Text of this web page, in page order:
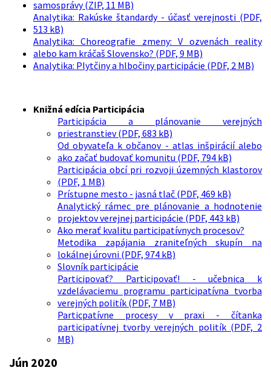
samosprávy (ZIP, 11 MB)
Analytika: Rakúske štandardy - účasť verejnosti (PDF,
513 kB)
Analytika: Choreografie zmeny: V ozvenách reality
alebo kam kráčaš Slovensko? (PDF, 9 MB)
Analytika: Plytčiny a hlbočiny participácie (PDF, 2 MB)
Knižná edícia Participácia
Participácia a plánovanie verejných
priestranstiev (PDF, 683 kB)
Od obyvateľa k občanov - atlas inšpirácií alebo
ako začať budovať komunitu (PDF, 794 kB)
Participácia obcí pri rozvoji územných klastorov
(PDF, 1 MB)
Prístupne mesto - jasná tlač (PDF, 469 kB)
Analytický rámec pre plánovanie a hodnotenie
projektov verejnej participácie (PDF, 443 kB)
Ako merať kvalitu participatívnych procesov?
Metodika zapájania zraniteľných skupín na
lokálnej úrovni (PDF, 974 kB)
Slovník participácie
Participovať? Participovať! - učebnica k
vzdelávaciemu programu participatívna tvorba
verejných politík (PDF, 7 MB)
Particpatívne procesy v praxi - čítanka
participatívnej tvorby verejných politík (PDF, 2
MB)
Jún 2020